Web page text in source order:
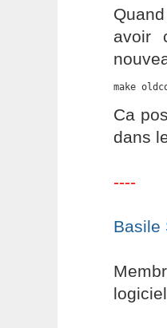
avoir
make
Ca
dans
----
Basile